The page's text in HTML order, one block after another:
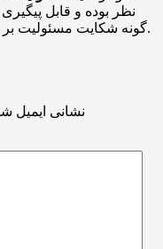
نظر بوده و قابل
گونه شکایت مسئولیت بر عهده شخص نظر دهنده خواهد بود.
نشانی ایمیل